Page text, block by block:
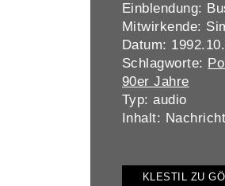
Einblendung:
Mitwirkende:
Datum:
Schlagworte:
90er Jahre
Typ: audio
Inhalt:
KLESTIL ZU